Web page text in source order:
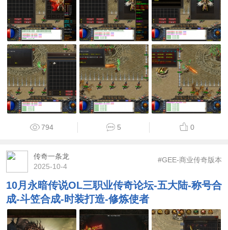
794 5 0
传奇一条龙
2025-10-4
#GEE-商业传奇版本
10月永暗传说OL三职业传奇论坛-五大陆-称号合
成-斗笠合成-时装打造-修炼使者